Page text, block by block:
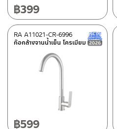
Clearance sale
In stock
฿399
ก๊อกล้างจานน้ำเย็น โครเมียม
RA A11021-CR-6996
฿599